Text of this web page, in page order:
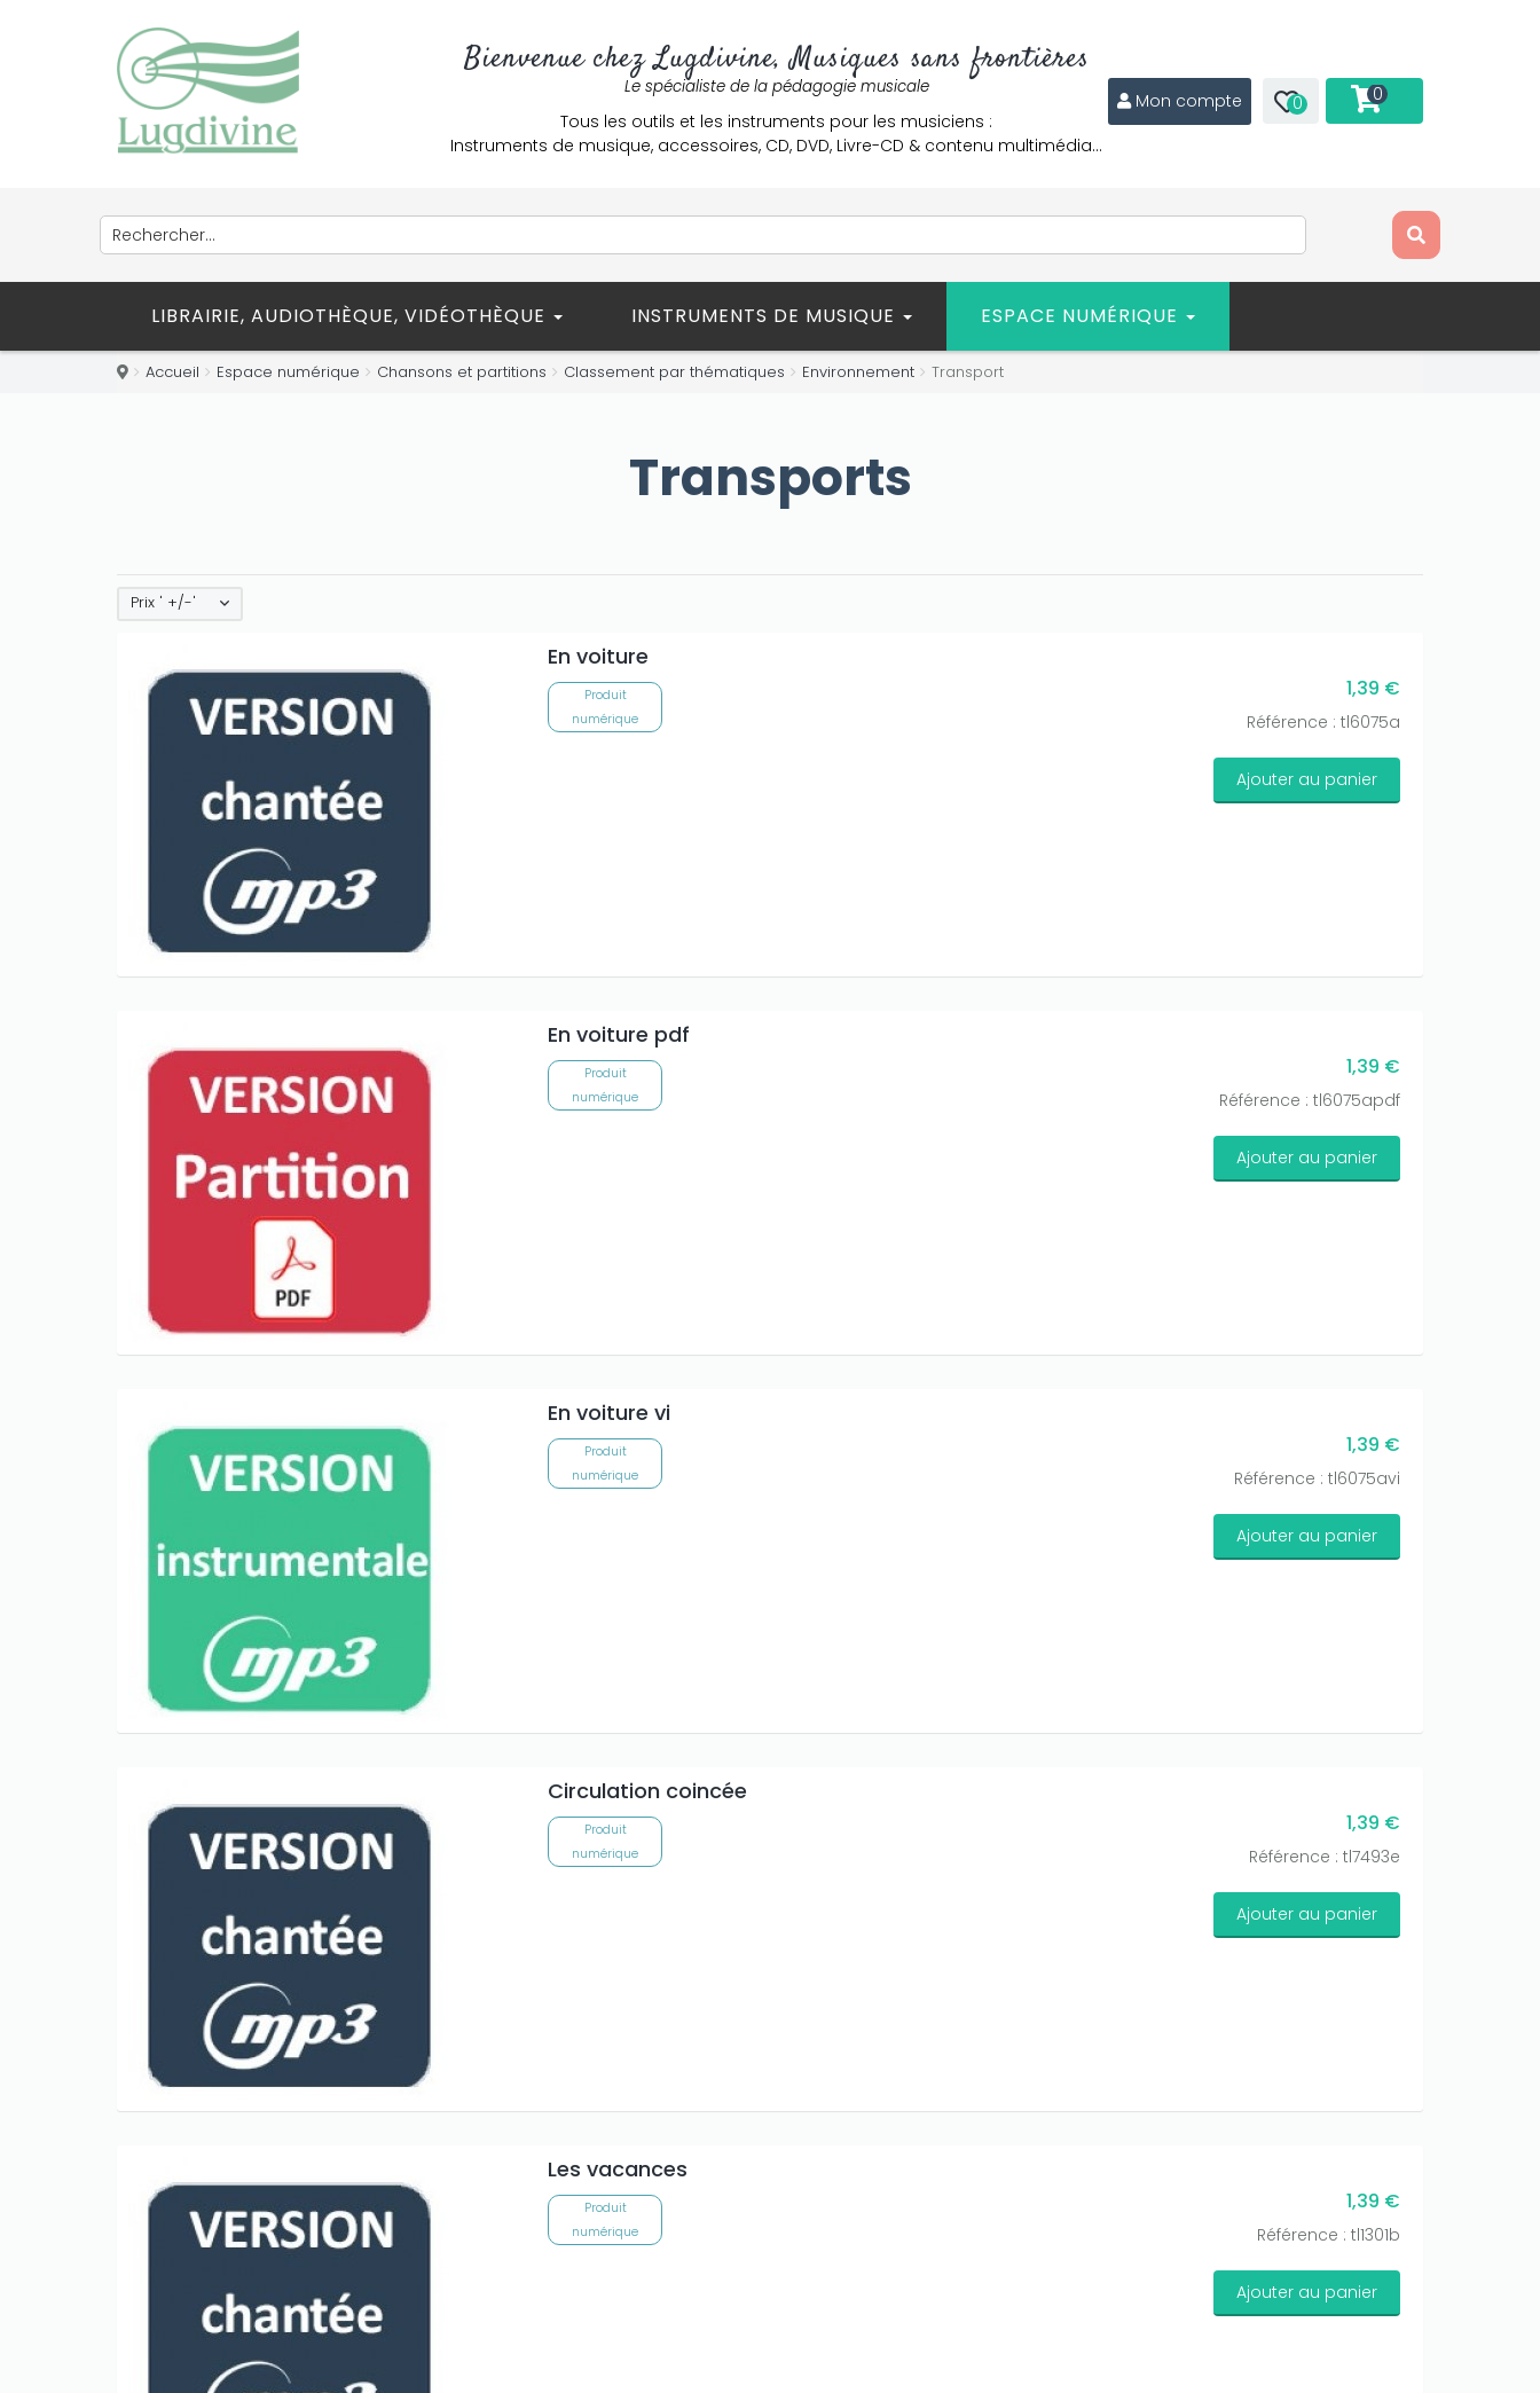
Bienvenue chez Lugdivine, Musiques sans frontières
Le spécialiste de la pédagogie musicale
Tous les outils et les instruments pour les musiciens :
Instruments de musique, accessoires, CD, DVD, Livre-CD & contenu multimédia…
Mon compte 0 0
LIBRAIRIE, AUDIOTHÈQUE, VIDÉOTHÈQUE INSTRUMENTS DE MUSIQUE ESPACE NUMÉRIQUE
Accueil Espace numérique Chansons et partitions Classement par thématiques Environnement Transport
Transports
Prix ' +/-'
En voiture
Produit
numérique
1,39 €
Référence : tl6075a
Ajouter au panier
En voiture pdf
Produit
numérique
1,39 €
Référence : tl6075apdf
Ajouter au panier
En voiture vi
Produit
numérique
1,39 €
Référence : tl6075avi
Ajouter au panier
Circulation coincée
Produit
numérique
1,39 €
Référence : tl7493e
Ajouter au panier
Les vacances
Produit
numérique
1,39 €
Référence : tl1301b
Ajouter au panier